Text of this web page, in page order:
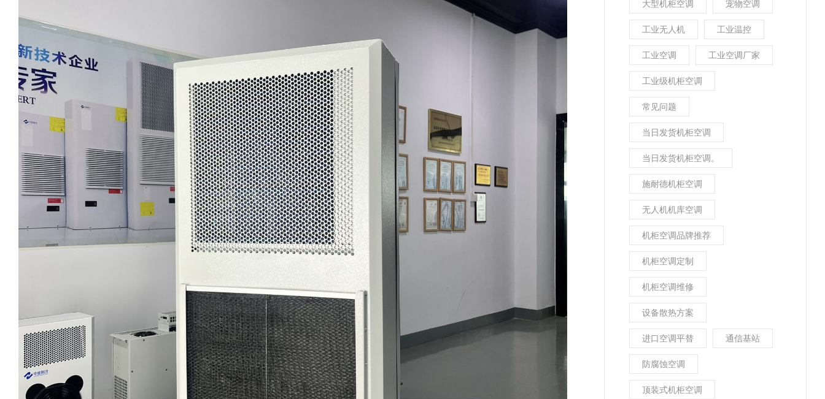
大型机柜空调 宠物空调
工业无人机 工业温控
工业空调 工业空调厂家
工业级机柜空调
常见问题
当日发货机柜空调
当日发货机柜空调。
施耐德机柜空调
无人机机库空调
机柜空调品牌推荐
机柜空调定制
机柜空调维修
设备散热方案
进口空调平替 通信基站
防腐蚀空调
顶装式机柜空调